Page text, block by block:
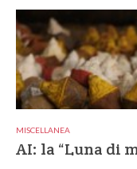
MISCELLANEA
AI: la “Luna di